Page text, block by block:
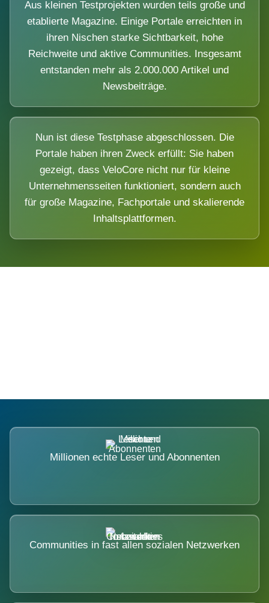
Aus kleinen Testprojekten wurden teils große und
etablierte Magazine. Einige Portale erreichten in
ihren Nischen starke Sichtbarkeit, hohe
Reichweite und aktive Communities. Insgesamt
entstanden mehr als 2.000.000 Artikel und
Newsbeiträge.
Nun ist diese Testphase abgeschlossen. Die
Portale haben ihren Zweck erfüllt: Sie haben
gezeigt, dass VeloCore nicht nur für kleine
Unternehmensseiten funktioniert, sondern auch
für große Magazine, Fachportale und skalierende
Inhaltsplattformen.
Millionen echte Leser und Abonnenten
Communities in fast allen sozialen Netzwerken